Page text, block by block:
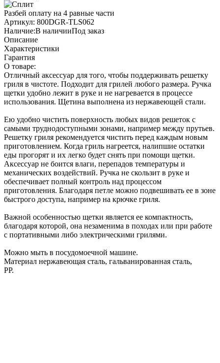
Разбей оплату на 4 равные части
Артикул: 800DGR-TLS062
Наличие:В наличииПод заказ
Описание
Характеристики
Гарантия
О товаре:
Отличный аксессуар для того, чтобы поддерживать решетку
гриля в чистоте. Подходит для грилей любого размера. Ручка
щетки удобно лежит в руке и не нагревается в процессе
использования. Щетина выполнена из нержавеющей стали.
Ею удобно чистить поверхность любых видов решеток с
самыми труднодоступными зонами, например между прутьев.
Решетку гриля рекомендуется чистить перед каждым новым
приготовлением. Когда гриль нагреется, налипшие остатки
еды прогорят и их легко будет снять при помощи щетки.
Аксессуар не боится влаги, перепадов температуры и
механических воздействий. Ручка не скользит в руке и
обеспечивает полный контроль над процессом
приготовления. Благодаря петле можно подвешивать ее в зоне
быстрого доступа, например на крючке гриля.
Важной особенностью щетки является ее компактность,
благодаря которой, она незаменима в походах или при работе
с портативными либо электрическими грилями.
Можно мыть в посудомоечной машине.
Материал нержавеющая сталь, гальванированная сталь,
PP.